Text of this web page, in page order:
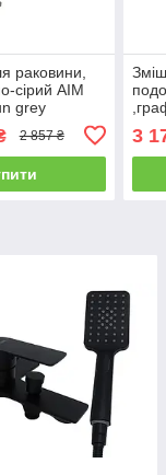
раковини,
сірий AIM
grey
2 857 ₴ 3